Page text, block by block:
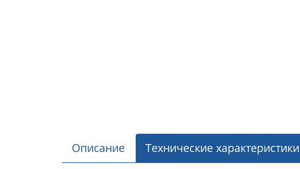
Описание Технические характеристики